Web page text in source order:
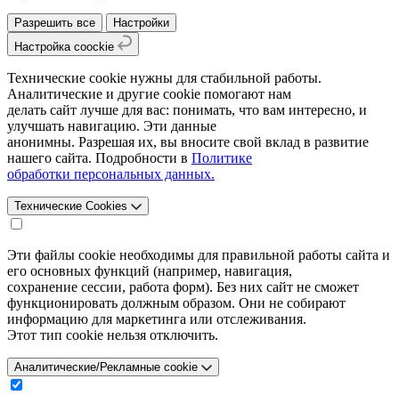
Разрешить все
Настройки
Настройка coockie
Технические cookie нужны для стабильной работы.
Аналитические и другие cookie помогают нам
делать сайт лучше для вас: понимать, что вам интересно, и
улучшать навигацию. Эти данные
анонимны. Разрешая их, вы вносите свой вклад в развитие
нашего сайта. Подробности в Политике
обработки персональных данных.
Технические Cookies
Эти файлы cookie необходимы для правильной работы сайта и
его основных функций (например, навигация,
сохранение сессии, работа форм). Без них сайт не сможет
функционировать должным образом. Они не собирают
информацию для маркетинга или отслеживания.
Этот тип cookie нельзя отключить.
Аналитические/Рекламные cookie